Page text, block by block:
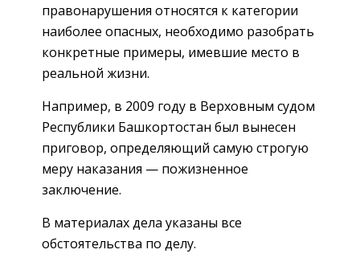
правонарушения относятся к категории
наиболее опасных, необходимо разобрать
конкретные примеры, имевшие место в
реальной жизни.
Например, в 2009 году в Верховным судом
Республики Башкортостан был вынесен
приговор, определяющий самую строгую
меру наказания — пожизненное
заключение.
В материалах дела указаны все
обстоятельства по делу.